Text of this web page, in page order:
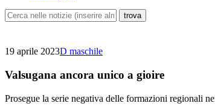
19 aprile 2023D maschile
Valsugana ancora unico a gioire
Prosegue la serie negativa delle formazioni regionali